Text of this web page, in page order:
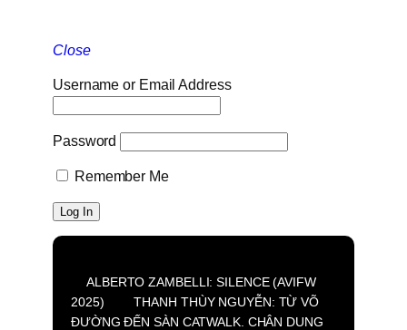
Close
Username or Email Address
Password
Remember Me
ALBERTO ZAMBELLI: SILENCE (AVIFW
2025)
THANH THÙY NGUYỄN: TỪ VÕ
ĐƯỜNG ĐẾN SÀN CATWALK. CHÂN DUNG